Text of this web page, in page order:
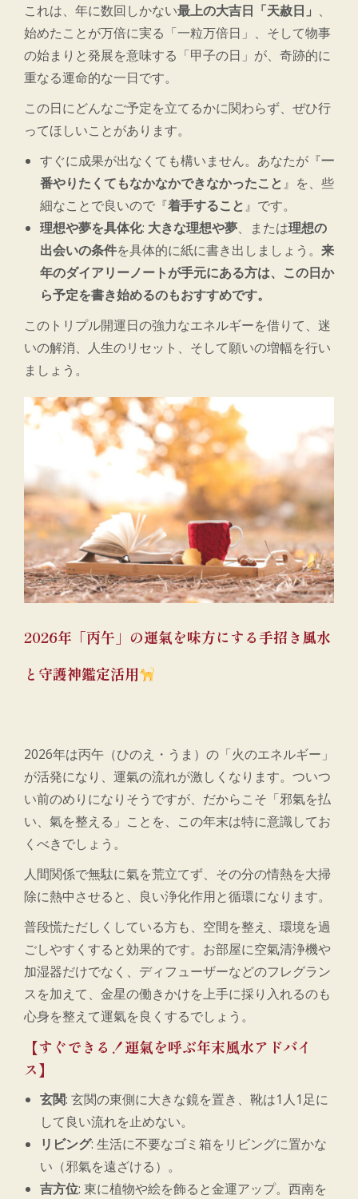
これは、年に数回しかない最上の大吉日「天赦日」 、
始めたことが万倍に実る「一粒万倍日」、そして物事
の始まりと発展を意味する「甲子の日」が、奇跡的に
重なる運命的な一日です。
この日にどんなご予定を立てるかに関わらず、ぜひ行
ってほしいことがあります。
すぐに成果が出なくても構いません。あなたが『一
番やりたくてもなかなかできなかったこと』を、些
細なことで良いので『着手すること』です。
理想や夢を具体化: 大きな理想や夢、または理想の
出会いの条件を具体的に紙に書き出しましょう。 来
年のダイアリーノートが手元にある方は、この日か
ら予定を書き始めるのもおすすめです。
このトリプル開運日の強力なエネルギーを借りて、迷
いの解消、人生のリセット、そして願いの増幅を行い
ましょう。
2026年「丙午」の運氣を味方にする手招き風水
と守護神鑑定活用
2026年は丙午（ひのえ・うま）の「火のエネルギー」
が活発になり、運氣の流れが激しくなります。ついつ
い前のめりになりそうですが、だからこそ「邪氣を払
い、氣を整える」ことを、この年末は特に意識してお
くべきでしょう。
人間関係で無駄に氣を荒立てず、その分の情熱を大掃
除に熱中させると、良い浄化作用と循環になります。
普段慌ただしくしている方も、空間を整え、環境を過
ごしやすくすると効果的です。お部屋に空氣清浄機や
加湿器だけでなく、ディフューザーなどのフレグラン
スを加えて、金星の働きかけを上手に採り入れるのも
心身を整えて運氣を良くするでしょう。
【すぐできる！運氣を呼ぶ年末風水アドバイ
ス】
玄関: 玄関の東側に大きな鏡を置き、靴は1人1足に
して良い流れを止めない。
リビング: 生活に不要なゴミ箱をリビングに置かな
い（邪氣を遠ざける）。
吉方位: 東に植物や絵を飾ると金運アップ。西南を